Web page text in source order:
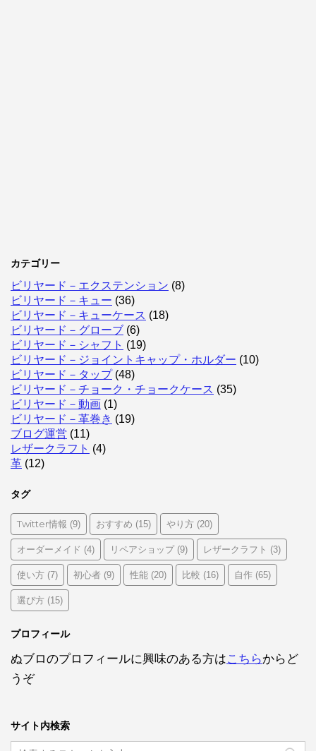
カテゴリー
ビリヤード－エクステンション (8)
ビリヤード－キュー (36)
ビリヤード－キューケース (18)
ビリヤード－グローブ (6)
ビリヤード－シャフト (19)
ビリヤード－ジョイントキャップ・ホルダー (10)
ビリヤード－タップ(48)
ビリヤード－チョーク・チョークケース (35)
ビリヤード－動画 (1)
ビリヤード－革巻き (19)
ブログ運営 (11)
レザークラフト (4)
革 (12)
タグ
Twitter情報 (9) おすすめ (15) やり方 (20)
オーダーメイド (4) リペアショップ(9) レザークラフト (3)
使い方 (7) 初心者 (9) 性能 (20) 比較 (16) 自作 (65)
選び方 (15)
プロフィール
ぬブロのプロフィールに興味のある方はこちらからど
うぞ
サイト内検索